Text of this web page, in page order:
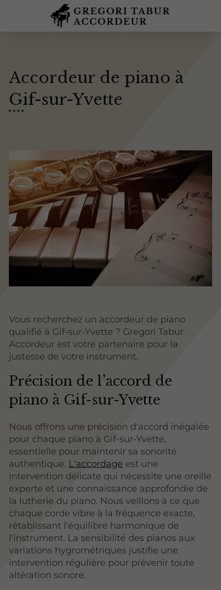
Accordeur de piano à
Gif-sur-Yvette
Vous recherchez un accordeur de piano
qualifié à Gif-sur-Yvette ? Gregori Tabur
Accordeur est votre partenaire pour la
justesse de votre instrument.
Précision de l’accord de
piano à Gif-sur-Yvette
Nous offrons une précision d'accord inégalée
pour chaque piano à Gif-sur-Yvette,
essentielle pour maintenir sa sonorité
authentique. L'accordage est une
intervention délicate qui nécessite une oreille
experte et une connaissance approfondie de
la lutherie du piano. Nous veillons à ce que
chaque corde vibre à la fréquence exacte,
rétablissant l'équilibre harmonique de
l'instrument. La sensibilité des pianos aux
variations hygrométriques justifie une
intervention régulière pour prévenir toute
altération sonore.